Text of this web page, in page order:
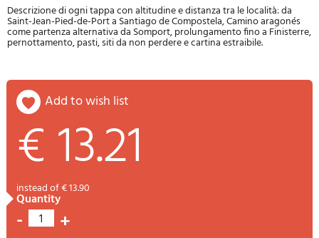
Descrizione di ogni tappa con altitudine e distanza tra le località: da
Saint-Jean-Pied-de-Port a Santiago de Compostela, Camino aragonés
come partenza alternativa da Somport, prolungamento fino a Finisterre,
pernottamento, pasti, siti da non perdere e cartina estraibile.
add to wish list
€ 13.21
instead of € 13.90
quantity
- 1 +